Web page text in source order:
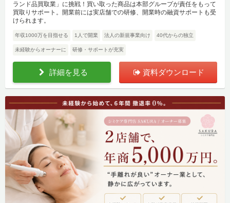
ランド品買取業」に挑戦！買い取った商品は本部グループが責任をもって
買取りサポート。開業前には実店舗での研修、開業時の融資サポートも受
けられます。
年収1000万を目指せる 1人で開業 法人の新規事業向け 40代からの独立
未経験からオーナーに 研修・サポートが充実
詳細を見る 資料ダウンロード